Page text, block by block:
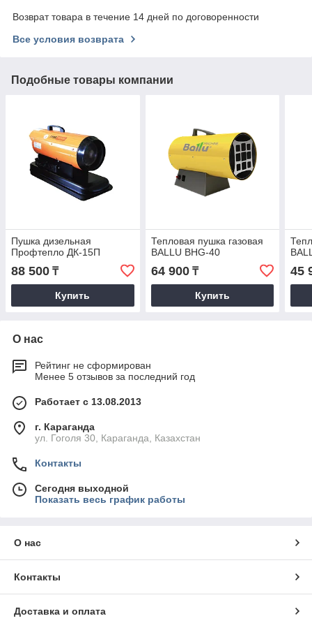
Возврат товара в течение 14 дней по договоренности
Все условия возврата
Подобные товары компании
Пушка дизельная
Профтепло ДК-15П
88 500 ₸
Купить
Тепловая пушка газовая
BALLU BHG-40
64 900₸
Купить
45
О нас
Рейтинг не сформирован
Менее 5 отзывов за последний год
Работает с 13.08.2013
г. Караганда
ул. Гоголя 30, Караганда, Казахстан
Контакты
Сегодня выходной
Показать весь график работы
О нас
Контакты
Доставка и оплата